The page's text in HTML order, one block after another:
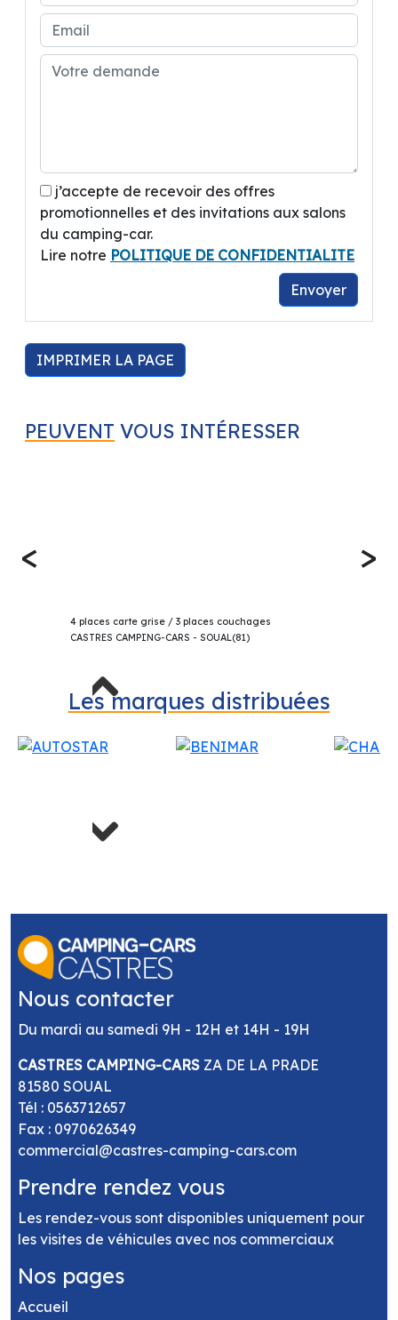
avec ou sans apport, extension de garantie
possible !!!
Magasin accessoire, atelier service après
vente !
81580 Soual
A coté de BRICO DEPOT.
Contact :
CREMADES Bastien
Concessionnaire BENIMAR / CAMPEREVE /
Autres marques disponibles dans le réseau :
ADRIA / BURSTNER / CHALLENGER /
j’accepte de recevoir des offres
promotionnelles et des invitations aux salons
du camping-car.
Lire notre POLITIQUE DE CONFIDENTIALITE
Envoyer
IMPRIMER LA PAGE
PEUVENT VOUS INTÉRESSER
<
4 places carte grise / 3 places couchages
CASTRES CAMPING-CARS - SOUAL(81)
>
Les marques distribuées
Previous
Nous contacter
Du mardi au samedi 9H - 12H et 14H - 19H
CASTRES CAMPING-CARS ZA DE LA PRADE
81580 SOUAL
Tél : 0563712657
Fax : 0970626349
commercial@castres-camping-cars.com
Prendre rendez vous
Les rendez-vous sont disponibles uniquement pour
les visites de véhicules avec nos commerciaux
Nos pages
Accueil